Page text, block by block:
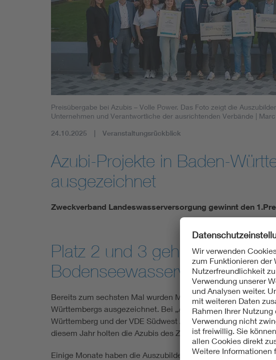
Preisübergabe bei Azubis – Volle Power. Das Foto zeigt die
Unternehmen und Verantwortliche der ausrichtenden Verbände |
24.10.2025 Veranstaltungsrückblick
Azubi-Projekte in Baden-
ausgezeichnet
Zweckverband Landeswasserversorgung gewinnt den
Platz 2 und 3 gehen an das
Bodenseewasserversorgung
Bereits zum sechsten Mal wurden Mitte Juli in Leinfelden-
Württembergs ausgezeichnet. Bei „Azubis – Volle Power!“
Württemberg und der VDE Südwest Auszubildende, die mit
diesem Jahr holten die Azubis des Zweckverbands
Einige Monate haben die Auszubildenden des